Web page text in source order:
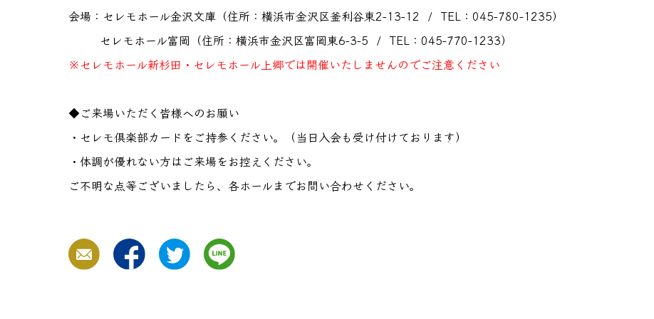
会場：セレモホール金沢文庫（住所：横浜市金沢区釜利谷東2-13-12 / TEL：045-780-1235）
セレモホール富岡（住所：横浜市金沢区富岡東6-3-5 / TEL：045-770-1233）
※セレモホール新杉田・セレモホール上郷では開催いたしませんのでご注意ください
◆ご来場いただく皆様へのお願い
・セレモ倶楽部カードをご持参ください。（当日入会も受け付けております）
・体調が優れない方はご来場をお控えください。
ご不明な点等ございましたら、各ホールまでお問い合わせください。